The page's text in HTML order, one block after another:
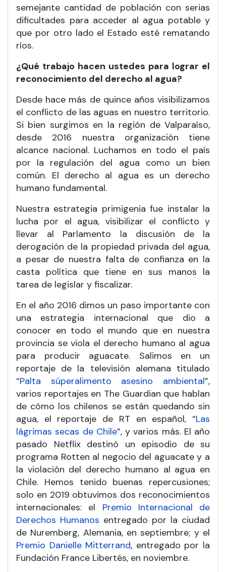
semejante cantidad de población con serias
dificultades para acceder al agua potable y
que por otro lado el Estado esté rematando
ríos.
¿Qué trabajo hacen ustedes para lograr el
reconocimiento del derecho al agua?
Desde hace más de quince años visibilizamos
el conflicto de las aguas en nuestro territorio.
Si bien surgimos en la región de Valparaíso,
desde 2016 nuestra organización tiene
alcance nacional. Luchamos en todo el país
por la regulación del agua como un bien
común. El derecho al agua es un derecho
humano fundamental.
Nuestra estrategia primigenia fue instalar la
lucha por el agua, visibilizar el conflicto y
llevar al Parlamento la discusión de la
derogación de la propiedad privada del agua,
a pesar de nuestra falta de confianza en la
casta política que tiene en sus manos la
tarea de legislar y fiscalizar.
En el año 2016 dimos un paso importante con
una estrategia internacional que dio a
conocer en todo el mundo que en nuestra
provincia se viola el derecho humano al agua
para producir aguacate. Salimos en un
reportaje de la televisión alemana titulado
“Palta súperalimento asesino ambiental”,
varios reportajes en The Guardian que hablan
de cómo los chilenos se están quedando sin
agua, el reportaje de RT en español, “Las
lágrimas secas de Chile”, y varios más. El año
pasado Netflix destinó un episodio de su
programa Rotten al negocio del aguacate y a
la violación del derecho humano al agua en
Chile. Hemos tenido buenas repercusiones;
solo en 2019 obtuvimos dos reconocimientos
internacionales: el Premio Internacional de
Derechos Humanos entregado por la ciudad
de Nuremberg, Alemania, en septiembre; y el
Premio Danielle Mitterrand, entregado por la
Fundación France Libertés, en noviembre.